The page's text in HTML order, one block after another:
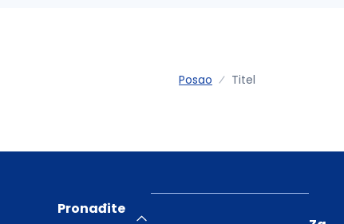
Posao Titel
Pronađite